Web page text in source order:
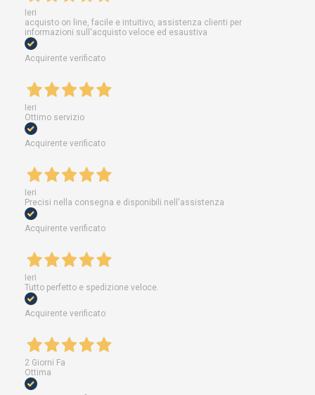
Ieri
acquisto on line, facile e intuitivo, assistenza clienti per
informazioni sull'acquisto veloce ed esaustiva
Acquirente verificato
Ieri
Ottimo servizio
Acquirente verificato
Ieri
Precisi nella consegna e disponibili nell'assistenza
Acquirente verificato
Ieri
Tutto perfetto e spedizione veloce.
Acquirente verificato
2 Giorni Fa
Ottima